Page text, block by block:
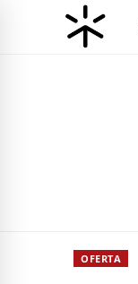
OFERTA